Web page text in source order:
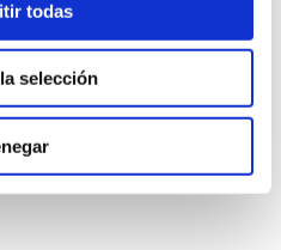
todas
selección